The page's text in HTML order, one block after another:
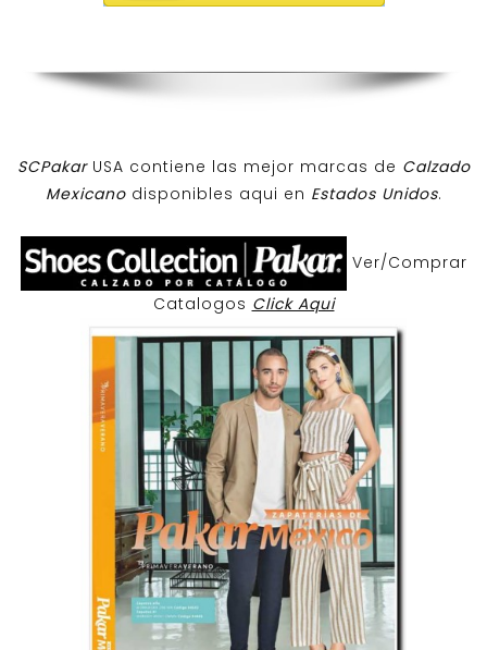
SCPakar USA contiene las mejor marcas de Calzado
Mexicanodisponibles aqui en Estados Unidos.
Ver/Comprar
Catalogos Click Aqui